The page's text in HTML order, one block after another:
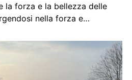
la forza e la bellezza delle
nella forza e…